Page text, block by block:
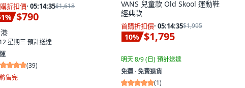
折扣價· 05:14:33$1,618
% $790
星期三預計送達
(39)
售完
VANS 兒童款 Old Skool 運動鞋
經典款
首購折扣價· 05:14:33$1,995
10% $1,795
明天 8/9 (日)預計送達
免運 ∙ 免費退貨
(1)